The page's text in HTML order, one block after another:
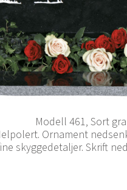
Modell 461, Sort
Ornament
skyggedetaljer. Skrift